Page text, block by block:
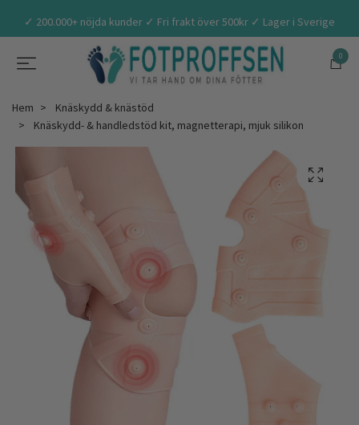
✓ 200.000+ nöjda kunder ✓ Fri frakt över 500kr ✓ Lager i Sverige
0
Hem
Knäskydd & knästöd
Knäskydd- & handledstöd kit, magnetterapi, mjuk silikon